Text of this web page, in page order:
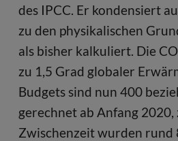
des IPCC. Er kondensiert
zu den physikalischen
als bisher kalkuliert. Die
zu 1,5 Grad globaler
Budgets sind nun 400
gerechnet ab Anfang
Zwischenzeit wurden rund